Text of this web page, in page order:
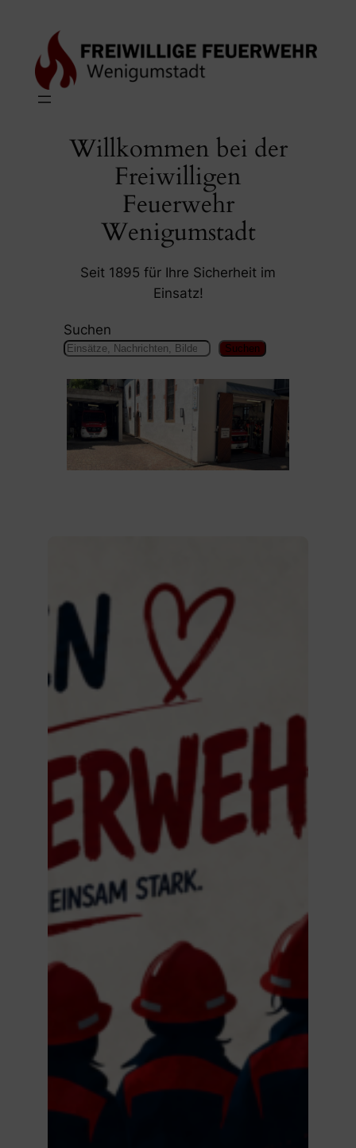
springen
Willkommen bei der
Freiwilligen
Feuerwehr
Wenigumstadt
Seit 1895 für Ihre Sicherheit im
Einsatz!
Suchen
Suchen